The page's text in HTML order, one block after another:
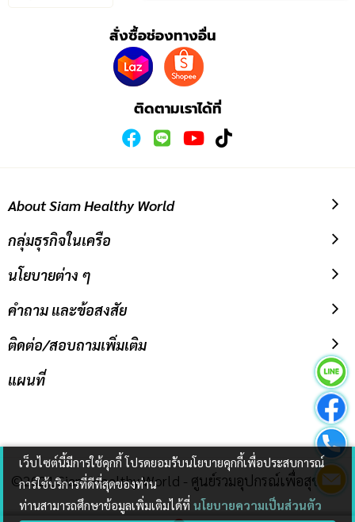
เว็บไซต์นี้มีการใช้คุกกี้ โปรดยอมรับนโยบายคุกกี้เพื่อประสบการณ์
การใช้บริการที่ดีที่สุดของท่าน
ท่านสามารถศึกษาข้อมูลเพิ่มเติมได้ที่ นโยบายความเป็นส่วนตัว
สั่งซื้อช่องทางอื่น
ติดตามเราได้ที่
About Siam Healthy World
กลุ่มธุรกิจในเครือ
นโยบายต่าง ๆ
คำถาม และข้อสงสัย
ติดต่อ/สอบถามเพิ่มเติม
แผนที่
©2021 Siam Healthy World - ศูนย์รวมอุปกรณ์เพื่อสุขภาพ